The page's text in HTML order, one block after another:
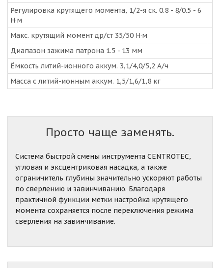
Регулировка крутящего момента, 1/2-я ск. 0.8 - 8/0.5 - 6
Н·м
Макс. крутящий момент др/ст 35/50 Н·м
Диапазон зажима патрона 1.5 - 13 мм
Ёмкость литий-ионного аккум. 3,1/4,0/5,2 А/ч
Масса с литий-ионным аккум. 1,5/1,6/1,8 кг
Просто чаще заменять.
Система быстрой смены инструмента CENTROTEC,
угловая и эксцентриковая насадка, а также
ограничитель глубины значительно ускоряют работы
по сверлению и завинчиванию. Благодаря
практичной функции метки настройка крутящего
момента сохраняется после переключения режима
сверления на завинчивание.